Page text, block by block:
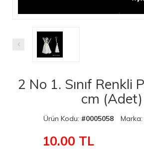
2 No 1. Sınıf Renkli
cm (Adet)
Ürün Kodu: #0005058 Marka:
10.00 TL